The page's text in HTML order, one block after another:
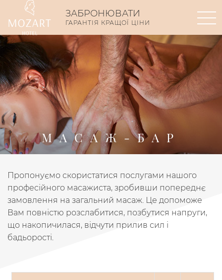
ЗАБРОНЮВАТИ
ГАРАНТІЯ КРАЩОЇ ЦІНИ
МАСАЖ-БАР
ГОТЕЛЬ MOZART SPA МАСАЖ-БАР
Пропонуємо скористатися послугами нашого
професійного масажиста, зробивши попереднє
замовлення на загальний масаж. Це допоможе
Вам повністю розслабитися, позбутися напруги,
що накопичилася, відчути прилив сил і
бадьорості.